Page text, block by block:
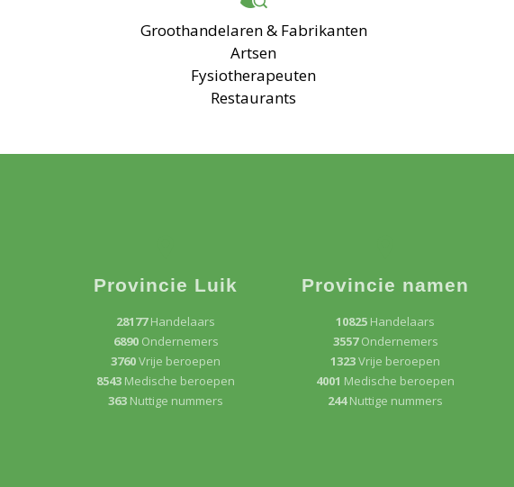
Groothandelaren & Fabrikanten
Artsen
Fysiotherapeuten
Restaurants
Provincie Luik
28177Handelaars
6890 Ondernemers
3760Vrije beroepen
8543 Medische beroepen
363 Nuttige nummers
Provincie namen
10825 Handelaars
3557Ondernemers
1323Vrije beroepen
4001 Medische beroepen
244Nuttige nummers